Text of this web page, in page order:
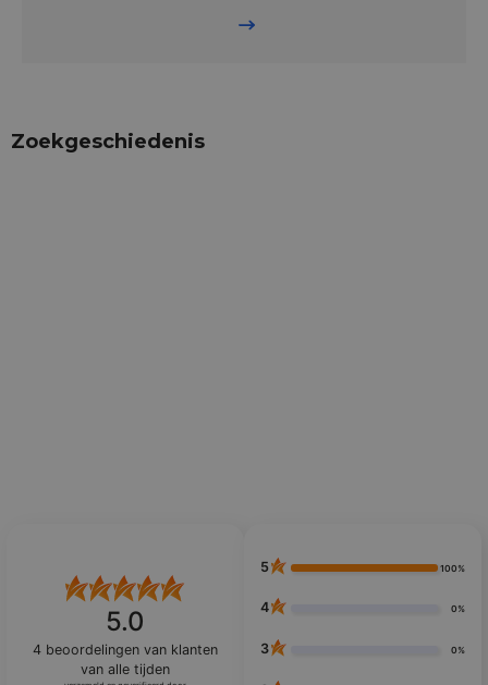
Zoekgeschiedenis
5.0
4beoordelingen van klanten
van alle tijden
5 100%
4 0%
3 0%